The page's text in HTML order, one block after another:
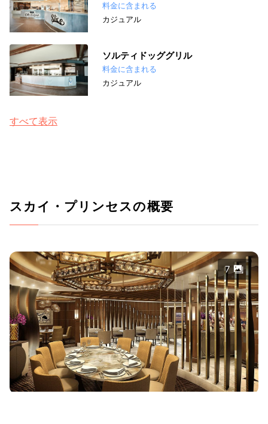
料金に含まれる
カジュアル
ソルティドッググリル
料金に含まれる
カジュアル
すべて表示
スカイ・プリンセスの概要
7